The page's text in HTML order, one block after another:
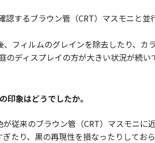
するブラウン管（CRT）マスモニと並
フィルムのグレインを除去したり、カ
ディスプレイの方が大きい状況が続
印象はどうでしたか。
従来のブラウン管（CRT）マスモニに
たり、黒の再現性を損なったりしてお